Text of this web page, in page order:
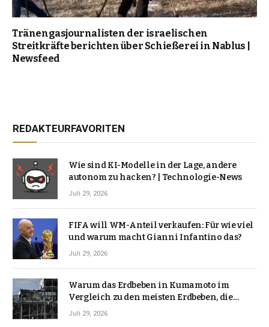
Tränengasjournalisten der israelischen
Streitkräfte berichten über Schießerei in Nablus |
Newsfeed
REDAKTEURFAVORITEN
Wie sind KI-Modelle in der Lage, andere
autonom zu hacken? | Technologie-News
Juli 29, 2026
FIFA will WM-Anteil verkaufen: Für wie viel
und warum macht Gianni Infantino das?
Juli 29, 2026
Warum das Erdbeben in Kumamoto im
Vergleich zu den meisten Erdbeben, die
Japan erschütterten, ungewöhnlich ist
Juli 29, 2026